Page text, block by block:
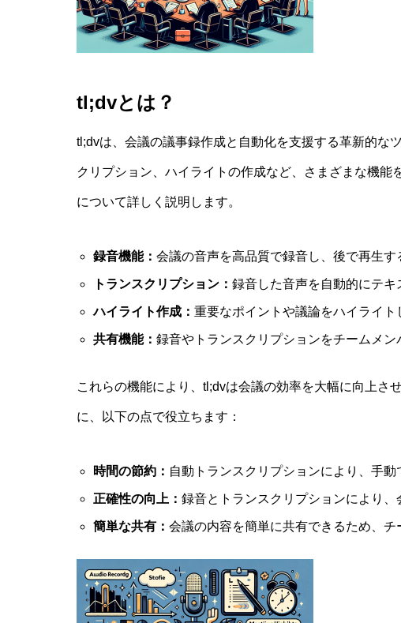
tl;dvとは？
tl;dvは、会議の議事録作成と自動化を支援する革新的な
クリプション、ハイライトの作成など、さまざまな機
について詳しく説明します。
録音機能： 会議の音声を高品質で録音し、後で再生す
トランスクリプション： 録音した音声を自動的にテキ
ハイライト作成： 重要なポイントや議論をハイライト
共有機能： 録音やトランスクリプションをチームメン
これらの機能により、tl;dvは会議の効率を大幅に向上さ
に、以下の点で役立ちます：
時間の節約： 自動トランスクリプションにより、手
正確性の向上： 録音とトランスクリプションにより、
簡単な共有： 会議の内容を簡単に共有できるため、チ